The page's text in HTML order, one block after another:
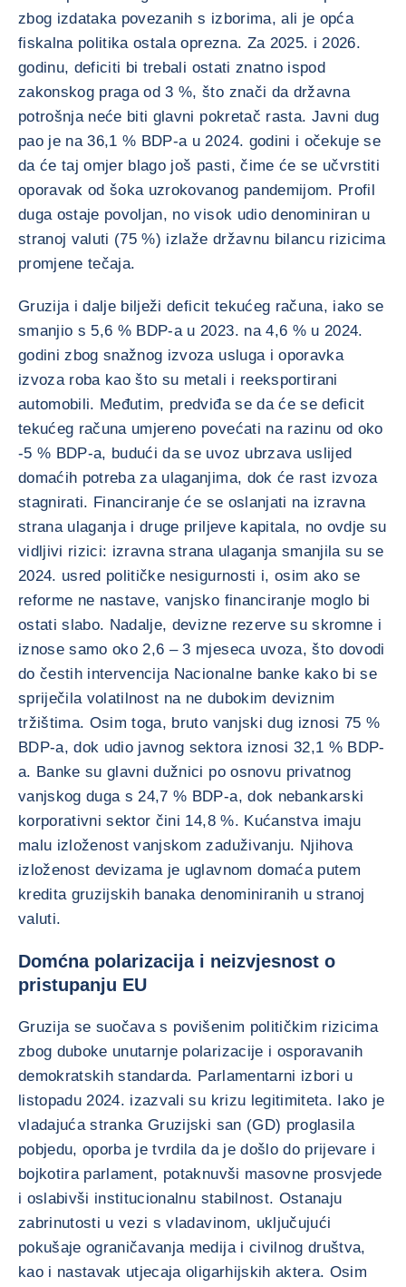
zbog izdataka povezanih s izborima, ali je opća
fiskalna politika ostala oprezna. Za 2025. i 2026.
godinu, deficiti bi trebali ostati znatno ispod
zakonskog praga od 3 %, što znači da državna
potrošnja neće biti glavni pokretač rasta. Javni dug
pao je na 36,1 % BDP-a u 2024. godini i očekuje se
da će taj omjer blago još pasti, čime će se učvrstiti
oporavak od šoka uzrokovanog pandemijom. Profil
duga ostaje povoljan, no visok udio denominiran u
stranoj valuti (75 %) izlaže državnu bilancu rizicima
promjene tečaja.
Gruzija i dalje bilježi deficit tekućeg računa, iako se
smanjio s 5,6 % BDP-a u 2023. na 4,6 % u 2024.
godini zbog snažnog izvoza usluga i oporavka
izvoza roba kao što su metali i reeksportirani
automobili. Međutim, predviđa se da će se deficit
tekućeg računa umjereno povećati na razinu od oko
-5 % BDP-a, budući da se uvoz ubrzava uslijed
domaćih potreba za ulaganjima, dok će rast izvoza
stagnirati. Financiranje će se oslanjati na izravna
strana ulaganja i druge priljeve kapitala, no ovdje su
vidljivi rizici: izravna strana ulaganja smanjila su se
2024. usred političke nesigurnosti i, osim ako se
reforme ne nastave, vanjsko financiranje moglo bi
ostati slabo. Nadalje, devizne rezerve su skromne i
iznose samo oko 2,6 – 3 mjeseca uvoza, što dovodi
do čestih intervencija Nacionalne banke kako bi se
spriječila volatilnost na ne dubokim deviznim
tržištima. Osim toga, bruto vanjski dug iznosi 75 %
BDP-a, dok udio javnog sektora iznosi 32,1 % BDP-
a. Banke su glavni dužnici po osnovu privatnog
vanjskog duga s 24,7 % BDP-a, dok nebankarski
korporativni sektor čini 14,8 %. Kućanstva imaju
malu izloženost vanjskom zaduživanju. Njihova
izloženost devizama je uglavnom domaća putem
kredita gruzijskih banaka denominiranih u stranoj
valuti.
Domćna polarizacija i neizvjesnost o
pristupanju EU
Gruzija se suočava s povišenim političkim rizicima
zbog duboke unutarnje polarizacije i osporavanih
demokratskih standarda. Parlamentarni izbori u
listopadu 2024. izazvali su krizu legitimiteta. Iako je
vladajuća stranka Gruzijski san (GD) proglasila
pobjedu, oporba je tvrdila da je došlo do prijevare i
bojkotira parlament, potaknuvši masovne prosvjede
i oslabivši institucionalnu stabilnost. Ostanaju
zabrinutosti u vezi s vladavinom, uključujući
pokušaje ograničavanja medija i civilnog društva,
kao i nastavak utjecaja oligarhijskih aktera. Osim